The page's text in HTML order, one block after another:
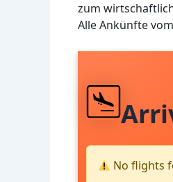
zum
Alle Ankünfte
No flights